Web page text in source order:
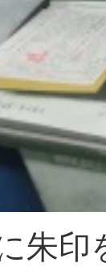
朱印